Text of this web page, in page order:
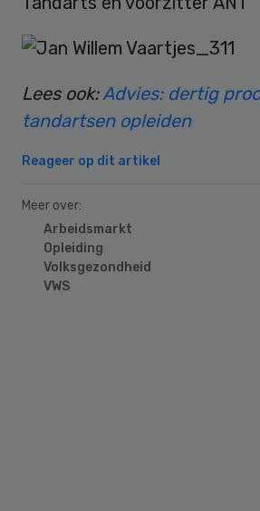
Lees ook:Advies: dertig
tandartsen opleiden
Reageer op dit artikel
Meer over:
Arbeidsmarkt
Opleiding
Volksgezondheid
VWS